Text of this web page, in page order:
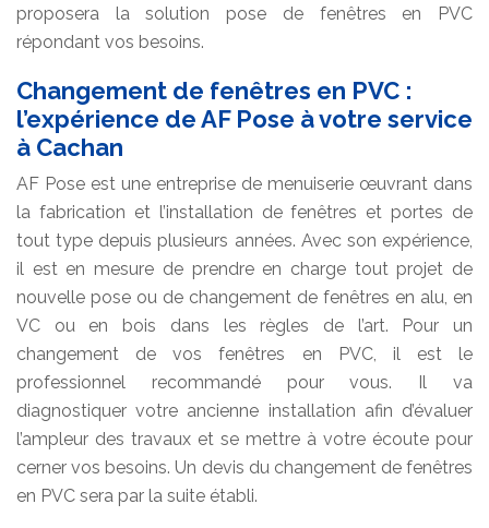
proposera la solution pose de fenêtres en PVC
répondant vos besoins.
Changement de fenêtres en PVC :
l’expérience de AF Pose à votre service
à Cachan
AF Pose est une entreprise de menuiserie œuvrant dans
la fabrication et l’installation de fenêtres et portes de
tout type depuis plusieurs années. Avec son expérience,
il est en mesure de prendre en charge tout projet de
nouvelle pose ou de changement de fenêtres en alu, en
VC ou en bois dans les règles de l’art. Pour un
changement de vos fenêtres en PVC, il est le
professionnel recommandé pour vous. Il va
diagnostiquer votre ancienne installation afin d’évaluer
l’ampleur des travaux et se mettre à votre écoute pour
cerner vos besoins. Un devis du changement de fenêtres
en PVC sera par la suite établi.